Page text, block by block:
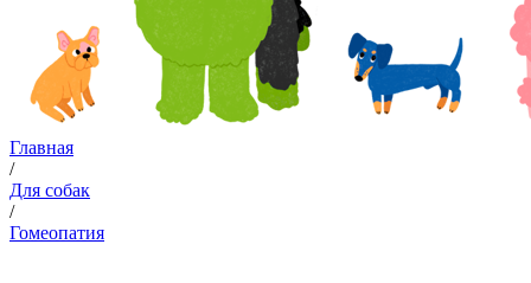
Главная
/
Для собак
/
Гомеопатия